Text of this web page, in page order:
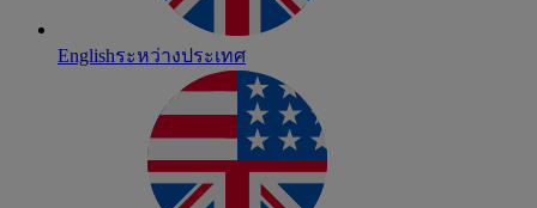
Englishระหว่างประเทศ